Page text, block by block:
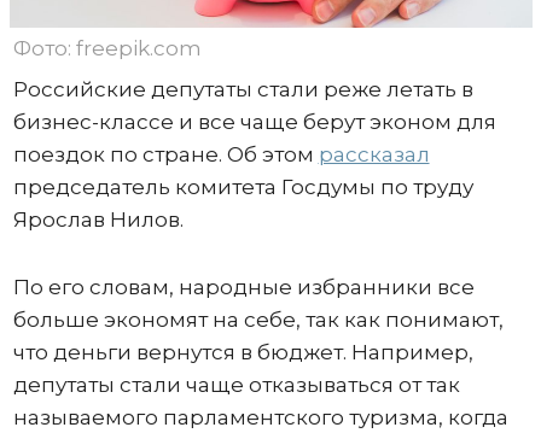
Фото: freepik.com
Российские депутаты стали реже летать в
бизнес-классе и все чаще берут эконом для
поездок по стране. Об этом рассказал
председатель комитета Госдумы по труду
Ярослав Нилов.
По его словам, народные избранники все
больше экономят на себе, так как понимают,
что деньги вернутся в бюджет. Например,
депутаты стали чаще отказываться от так
называемого парламентского туризма, когда